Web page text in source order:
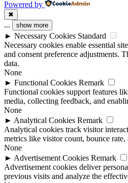
Powered by
✖
... show more
► Necessary Cookies Standard
Necessary cookies enable essential
and consent preference adjustments.
data.
None
► Functional Cookies Remark
Functional cookies support features
media, collecting feedback, and
None
► Analytical Cookies Remark
Analytical cookies track visitor
metrics like visitor count, bounce rate,
None
► Advertisement Cookies Remark
Advertisement cookies deliver
previous visits and analyze the